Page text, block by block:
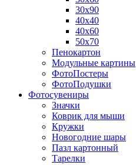
30х90
40х40
40х60
50х70
Пенокартон
Модульные картины
ФотоПостеры
ФотоПодушки
Фотоcувениры
Значки
Коврик для мыши
Кружки
Новогодние шары
Пазл картонный
Тарелки